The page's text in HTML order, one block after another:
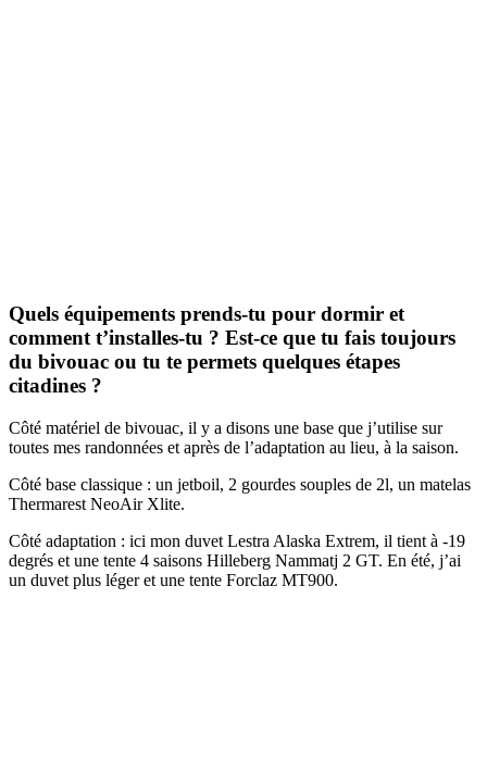
Quels équipements prends-tu pour dormir et
comment t’installes-tu ? Est-ce que tu fais toujours
du bivouac ou tu te permets quelques étapes
citadines ?
Côté matériel de bivouac, il y a disons une base que j’utilise sur
toutes mes randonnées et après de l’adaptation au lieu, à la saison.
Côté base classique : un jetboil, 2 gourdes souples de 2l, un matelas
Thermarest NeoAir Xlite.
Côté adaptation : ici mon duvet Lestra Alaska Extrem, il tient à -19
degrés et une tente 4 saisons Hilleberg Nammatj 2 GT. En été, j’ai
un duvet plus léger et une tente Forclaz MT900.